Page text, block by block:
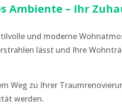
Ambiente – Ihr
und moderne
lässt und Ihre
Weg zu Ihrer
werden.